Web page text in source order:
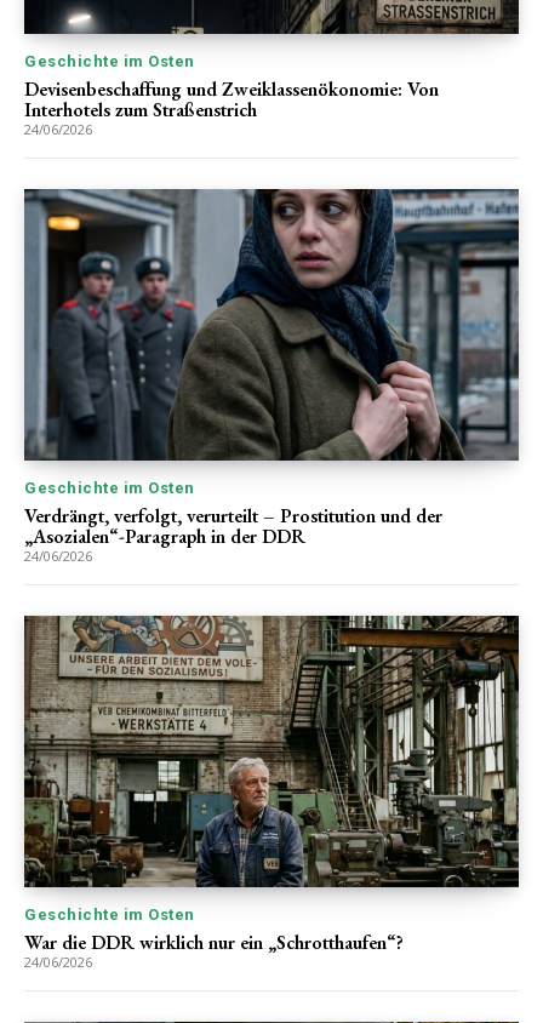
Geschichte im Osten
Devisenbeschaffung und Zweiklassenökonomie: Von
Interhotels zum Straßenstrich
24/06/2026
Geschichte im Osten
Verdrängt, verfolgt, verurteilt – Prostitution und der
„Asozialen“-Paragraph in der DDR
24/06/2026
Geschichte im Osten
War die DDR wirklich nur ein „Schrotthaufen“?
24/06/2026